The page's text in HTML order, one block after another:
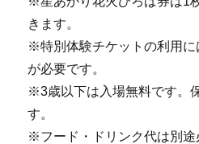
きます。
※特別体験チケットの利用に
が必要です。
※3歳以下は入場無料です。
す。
※フード・ドリンク代は別途